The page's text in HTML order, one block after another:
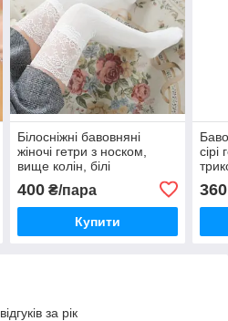
Білосніжні бавовняні
жіночі гетри з носком,
вище колін, білі
400₴/пара
Купити
360
за рік